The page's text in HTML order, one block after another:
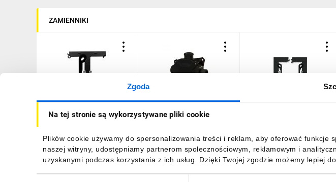
Zgoda
Na tej stronie są wykorzystywane pliki cookie
Plików cookie używamy do spersonalizowania treści i reklam, aby oferować
naszej witryny, udostępniamy partnerom społecznościowym, reklamowym i
uzyskanymi podczas korzystania z ich usług. Dzięki Twojej zgodzie możemy lepiej
ZAMIENNIKI
Simon 10 Element
rozszerzający puszkę
ramek
wielokrotnych.Głębokość
40 mm czarny mat CSH/49
13,64 złbrutto
Puszka natynkowa
hermetyczna 75X75X33 z
czarny 0298-09
18,20 zł brutto
LINE/DUO – Wys: 40 mm.
(1 szt. TSC/.. = 2 elementy)
Czarny mat TSC/149
24,83 zł brutto